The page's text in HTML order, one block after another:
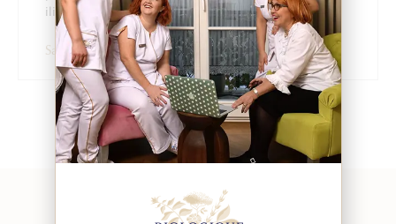
ili u kombinaciji …
Saznaj više